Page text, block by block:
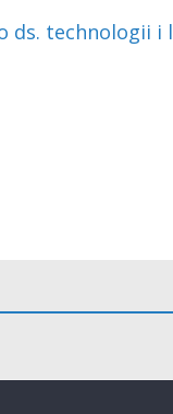
ds. technologii